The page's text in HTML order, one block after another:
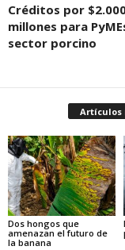
Créditos por
millones para
sector porcino
Artículos
Dos hongos que
amenazan el futuro de
la banana